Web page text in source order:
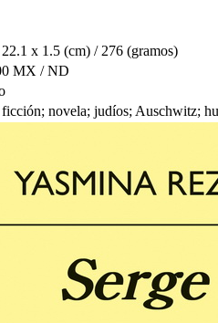
x 1.5 (cm) / 276 (gramos)
MX / ND
ficción; novela; judíos; Auschwitz;